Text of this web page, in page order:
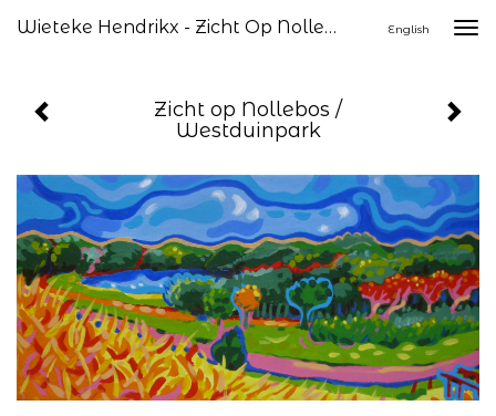
Wieteke Hendrikx - Zicht Op Nollebos / Westduinpark English
Zicht op Nollebos /
Westduinpark